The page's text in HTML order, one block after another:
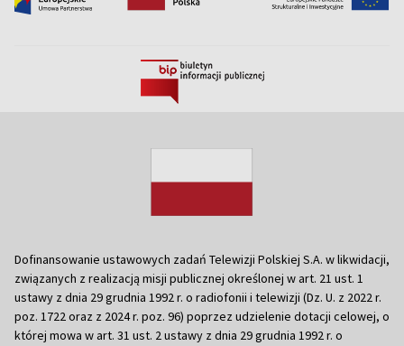
Dofinansowanie ustawowych zadań Telewizji Polskiej S.A. w likwidacji,
związanych z realizacją misji publicznej określonej w art. 21 ust. 1
ustawy z dnia 29 grudnia 1992 r. o radiofonii i telewizji (Dz. U. z 2022 r.
poz. 1722 oraz z 2024 r. poz. 96) poprzez udzielenie dotacji celowej, o
której mowa w art. 31 ust. 2 ustawy z dnia 29 grudnia 1992 r. o